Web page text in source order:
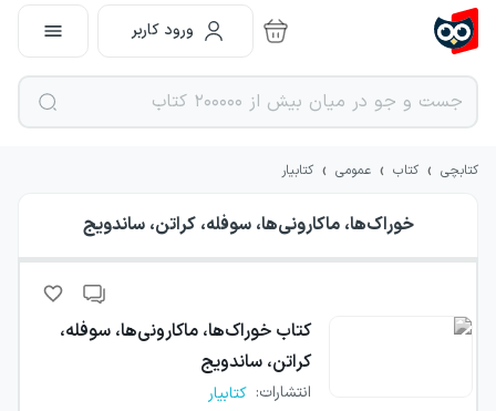
ورود کاربر
کتابچی › کتاب › عمومی › کتابیار
خوراک‌ها، ماکارونی‌ها، سوفله، کراتن، ساندویج
کتاب خوراک‌ها، ماکارونی‌ها، سوفله،
کراتن، ساندویج
انتشارات: کتابیار